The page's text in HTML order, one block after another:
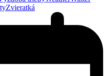
Zvieratká